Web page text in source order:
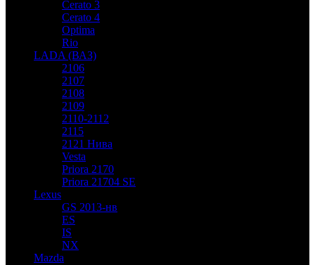
Cerato 3
Cerato 4
Optima
Rio
LADA (ВАЗ)
2106
2107
2108
2109
2110-2112
2115
2121 Нива
Vesta
Priora 2170
Priora 21704 SE
Lexus
GS 2013-нв
ES
IS
NX
Mazda